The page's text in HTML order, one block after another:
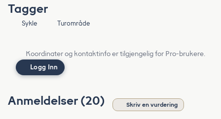
Tagger
Sykle Turområde
Koordinater og kontaktinfo er tilgjengelig for Pro-brukere.
Logg Inn
Anmeldelser (20) Skriv en vurdering